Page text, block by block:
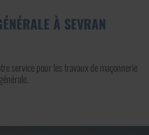
À SEVRAN
service pour les travaux de maçonnerie
générale.